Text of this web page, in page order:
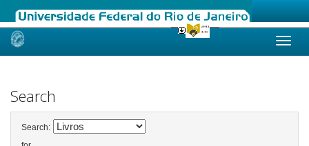
Skip
Search
Search: